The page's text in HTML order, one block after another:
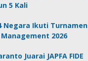
5 Kali
Negara Ikuti Turnamen
Management 2026
Juarai JAPFA FIDE